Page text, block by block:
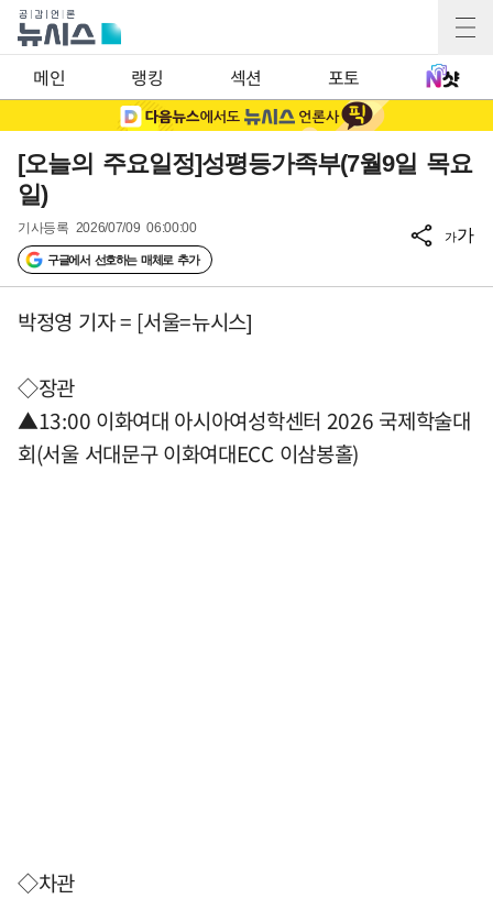
메인 랭킹 섹션 포토
[오늘의 주요일정]성평등가족부(7월9일 목요
일)
기사등록 2026/07/09 06:00:00
구글에서 선호하는 매체로 추가
가가
박정영 기자 = [서울=뉴시스]
◇장관
▲13:00 이화여대 아시아여성학센터 2026 국제학술대
회(서울 서대문구 이화여대ECC 이삼봉홀)
◇차관